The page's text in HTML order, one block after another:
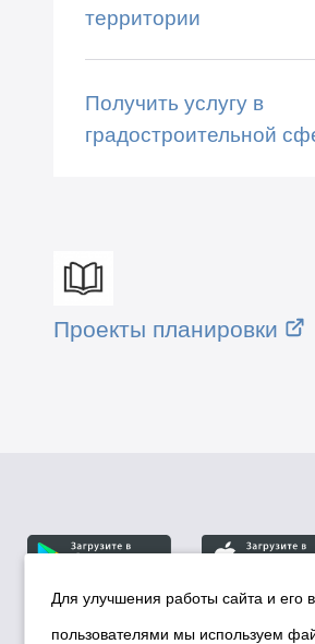
территории
Получить услугу в
градостроительной
Проекты планировки
Для улучшения работы сайта и его
пользователями мы используем